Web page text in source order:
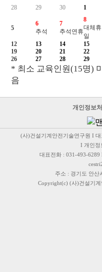
28
29 30 1
5
6
추석
7
추석연휴
8
대체휴
일
12 13 14 15
19
20 21 22
26
27 28 29
* 최소 교육인원(15명)
음
개인정보
(사)건설기계안전기술연구원 I
I 개인정
대표전화 : 031-493-
주소 : 경기도 안산
Copyright(c) (사)건설기계